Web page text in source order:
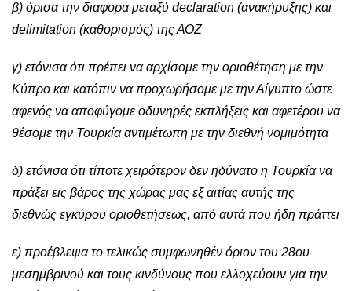
β) όρισα την διαφορά μεταξύ declaration (ανακήρυξης) και
delimitation (καθορισμός) της ΑΟΖ
γ) ετόνισα ότι πρέπει να αρχίσομε την οριοθέτηση με την
Κύπρο και κατόπιν να προχωρήσομε με την Αίγυπτο ώστε
αφενός να αποφύγομε οδυνηρές εκπλήξεις και αφετέρου να
θέσομε την Τουρκία αντιμέτωπη με την διεθνή νομιμότητα
δ) ετόνισα ότι τίποτε χειρότερον δεν ηδύνατο η Τουρκία να
πράξει εις βάρος της χώρας μας εξ αιτίας αυτής της
διεθνώς εγκύρου οριοθετήσεως, από αυτά που ήδη πράττει
ε) προέβλεψα το τελικώς συμφωνηθέν όριον του 28ου
μεσημβρινού και τους κινδύνους που ελλοχεύουν για την